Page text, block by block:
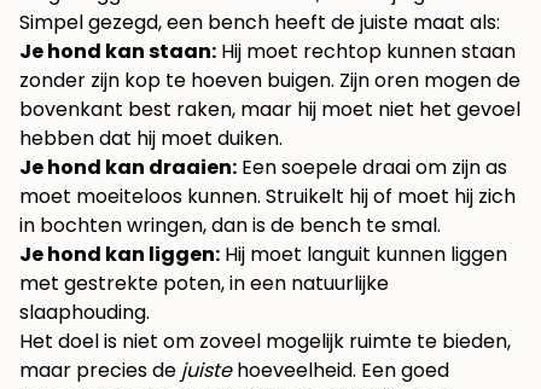
Simpel gezegd, een bench heeft de juiste maat als:
Je hond kan staan: Hij moet rechtop kunnen staan
zonder zijn kop te hoeven buigen. Zijn oren mogen de
bovenkant best raken, maar hij moet niet het gevoel
hebben dat hij moet duiken.
Je hond kan draaien: Een soepele draai om zijn as
moet moeiteloos kunnen. Struikelt hij of moet hij zich
in bochten wringen, dan is de bench te smal.
Je hond kan liggen: Hij moet languit kunnen liggen
met gestrekte poten, in een natuurlijke
slaaphouding.
Het doel is niet om zoveel mogelijk ruimte te bieden,
maar precies de juistehoeveelheid. Een goed